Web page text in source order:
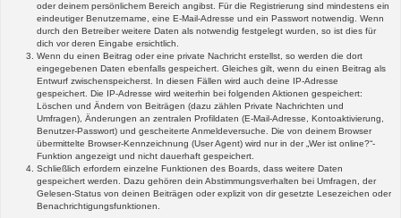
oder deinem persönlichem Bereich angibst. Für die Registrierung sind mindestens ein
eindeutiger Benutzername, eine E-Mail-Adresse und ein Passwort notwendig. Wenn
durch den Betreiber weitere Daten als notwendig festgelegt wurden, so ist dies für
dich vor deren Eingabe ersichtlich.
Wenn du einen Beitrag oder eine private Nachricht erstellst, so werden die dort
eingegebenen Daten ebenfalls gespeichert. Gleiches gilt, wenn du einen Beitrag als
Entwurf zwischenspeicherst. In diesen Fällen wird auch deine IP-Adresse
gespeichert. Die IP-Adresse wird weiterhin bei folgenden Aktionen gespeichert:
Löschen und Ändern von Beiträgen (dazu zählen Private Nachrichten und
Umfragen), Änderungen an zentralen Profildaten (E-Mail-Adresse, Kontoaktivierung,
Benutzer-Passwort) und gescheiterte Anmeldeversuche. Die von deinem Browser
übermittelte Browser-Kennzeichnung (User Agent) wird nur in der „Wer ist online?“-
Funktion angezeigt und nicht dauerhaft gespeichert.
Schließlich erfordern einzelne Funktionen des Boards, dass weitere Daten
gespeichert werden. Dazu gehören dein Abstimmungsverhalten bei Umfragen, der
Gelesen-Status von deinen Beiträgen oder explizit von dir gesetzte Lesezeichen oder
Benachrichtigungsfunktionen.